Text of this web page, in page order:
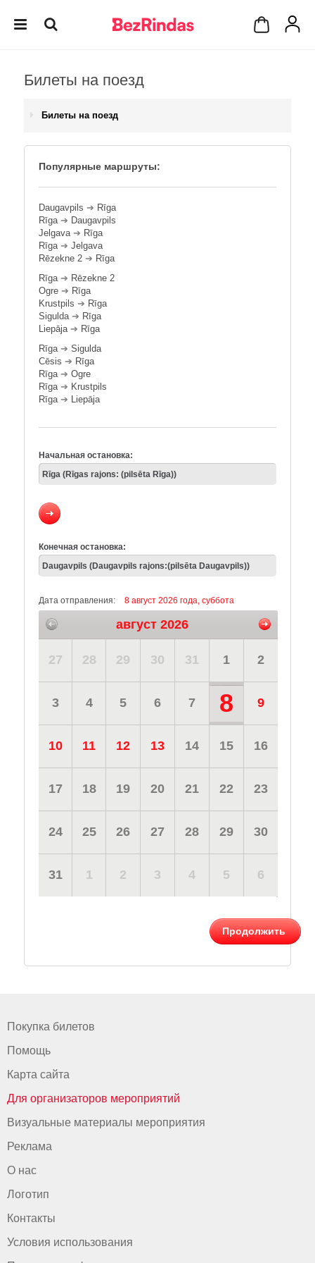
Билеты на поезд
Билеты на поезд
Популярные маршруты:
Daugavpils ➔ Rīga
Rīga➔ Daugavpils
Jelgava➔ Rīga
Rīga➔ Jelgava
Rēzekne 2 ➔ Rīga
Rīga➔ Rēzekne 2
Ogre ➔ Rīga
Krustpils ➔ Rīga
Sigulda➔ Rīga
Liepāja➔ Rīga
Rīga➔ Sigulda
Cēsis ➔ Rīga
Rīga➔ Ogre
Rīga➔ Krustpils
Rīga➔ Liepāja
Начальная остановка:
Конечная остановка:
Дата отправления: 8 август 2026 года, суббота
август 2026
27 28 29 30 31 1 2
3 4 5 6 7 8 9
10 11 12 13 14 15 16
17 18 19 20 21 22 23
24 25 26 27 28 29 30
31 1 2 3 4 5 6
Продолжить
Покупка билетов
Помощь
Карта сайта
Для организаторов мероприятий
Визуальные материалы мероприятия
Реклама
О нас
Логотип
Контакты
Условия использования